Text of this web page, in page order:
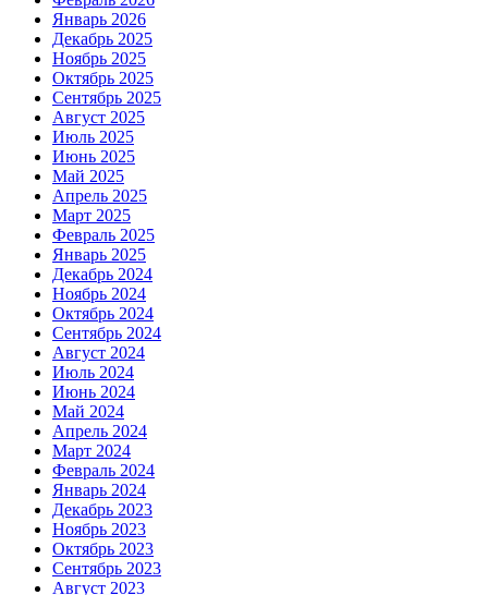
Январь 2026
Декабрь 2025
Ноябрь 2025
Октябрь 2025
Сентябрь 2025
Август 2025
Июль 2025
Июнь 2025
Май 2025
Апрель 2025
Март 2025
Февраль 2025
Январь 2025
Декабрь 2024
Ноябрь 2024
Октябрь 2024
Сентябрь 2024
Август 2024
Июль 2024
Июнь 2024
Май 2024
Апрель 2024
Март 2024
Февраль 2024
Январь 2024
Декабрь 2023
Ноябрь 2023
Октябрь 2023
Сентябрь 2023
Август 2023